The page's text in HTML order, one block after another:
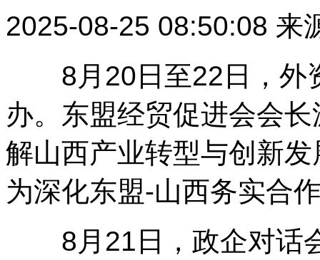
2025-08-25 08:50:08 来
8月20日至22日，外资
办。东盟经贸促进会会
解山西产业转型与创新
为深化东盟-山西务实合
8月21日，政企对话